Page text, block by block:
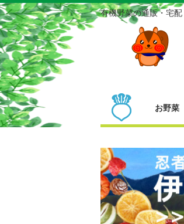
有機野菜の通販・宅
お野菜